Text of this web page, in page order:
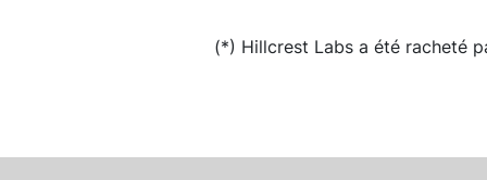
(*) Hillcrest Labs a été racheté